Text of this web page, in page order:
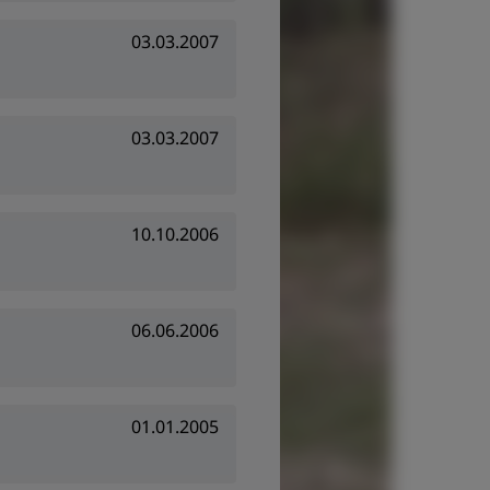
03.03.2007
03.03.2007
10.10.2006
06.06.2006
01.01.2005